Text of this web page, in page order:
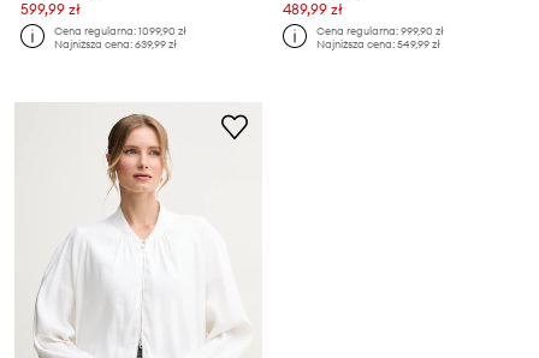
599,99 zł
Cena regularna:1099,90 zł
Najniższa cena:639,99 zł
489,99 zł
Cena regularna:999,90 zł
Najniższa cena:549,99 zł